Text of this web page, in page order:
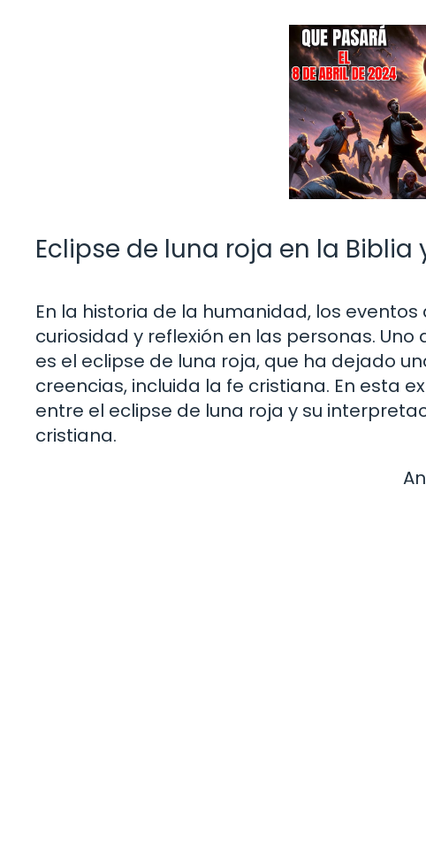
Eclipse de luna roja en la
En la historia de la humanidad, los
curiosidad y reflexión en las personas.
es el eclipse de luna roja, que ha dejado
creencias, incluida la fe cristiana. En esta
entre el eclipse de luna roja y su
cristiana.